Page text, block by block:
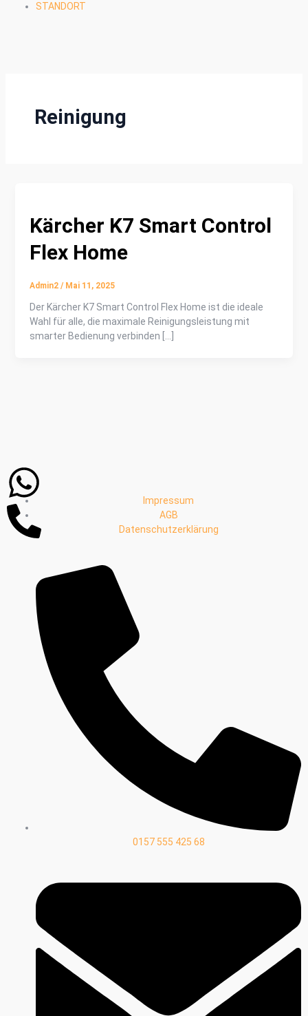
STANDORT
Reinigung
Kärcher K7 Smart Control
Flex Home
Admin2 / Mai 11, 2025
Der Kärcher K7 Smart Control Flex Home ist die ideale
Wahl für alle, die maximale Reinigungsleistung mit
smarter Bedienung verbinden […]
Impressum
AGB
Datenschutzerklärung
0157 555 425 68
Whatsapp
Phone-
alt